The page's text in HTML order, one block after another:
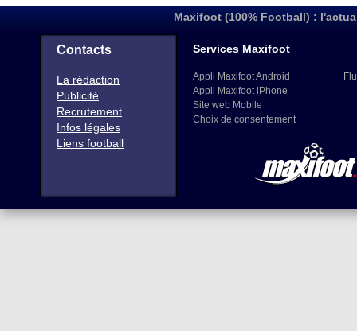
Maxifoot (100% Football) :
Contacts
La rédaction
Publicité
Recrutement
Infos légales
Liens football
Services Maxifoot
Appli Maxifoot Android
Appli Maxifoot iPhone
Site web Mobile
Choix de consentement